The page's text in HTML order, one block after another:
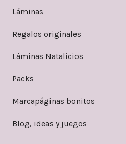
Láminas
Regalos originales
Láminas Natalicios
Packs
Marcapáginas bonitos
Blog, ideas y juegos